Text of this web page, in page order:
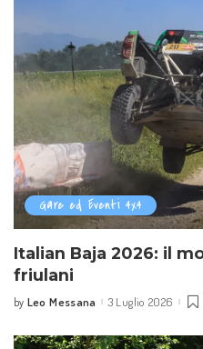
Gare ed Eventi 4x4
Italian Baja 2026: il
friulani
Posted
by Leo Messana 3 Luglio 2026